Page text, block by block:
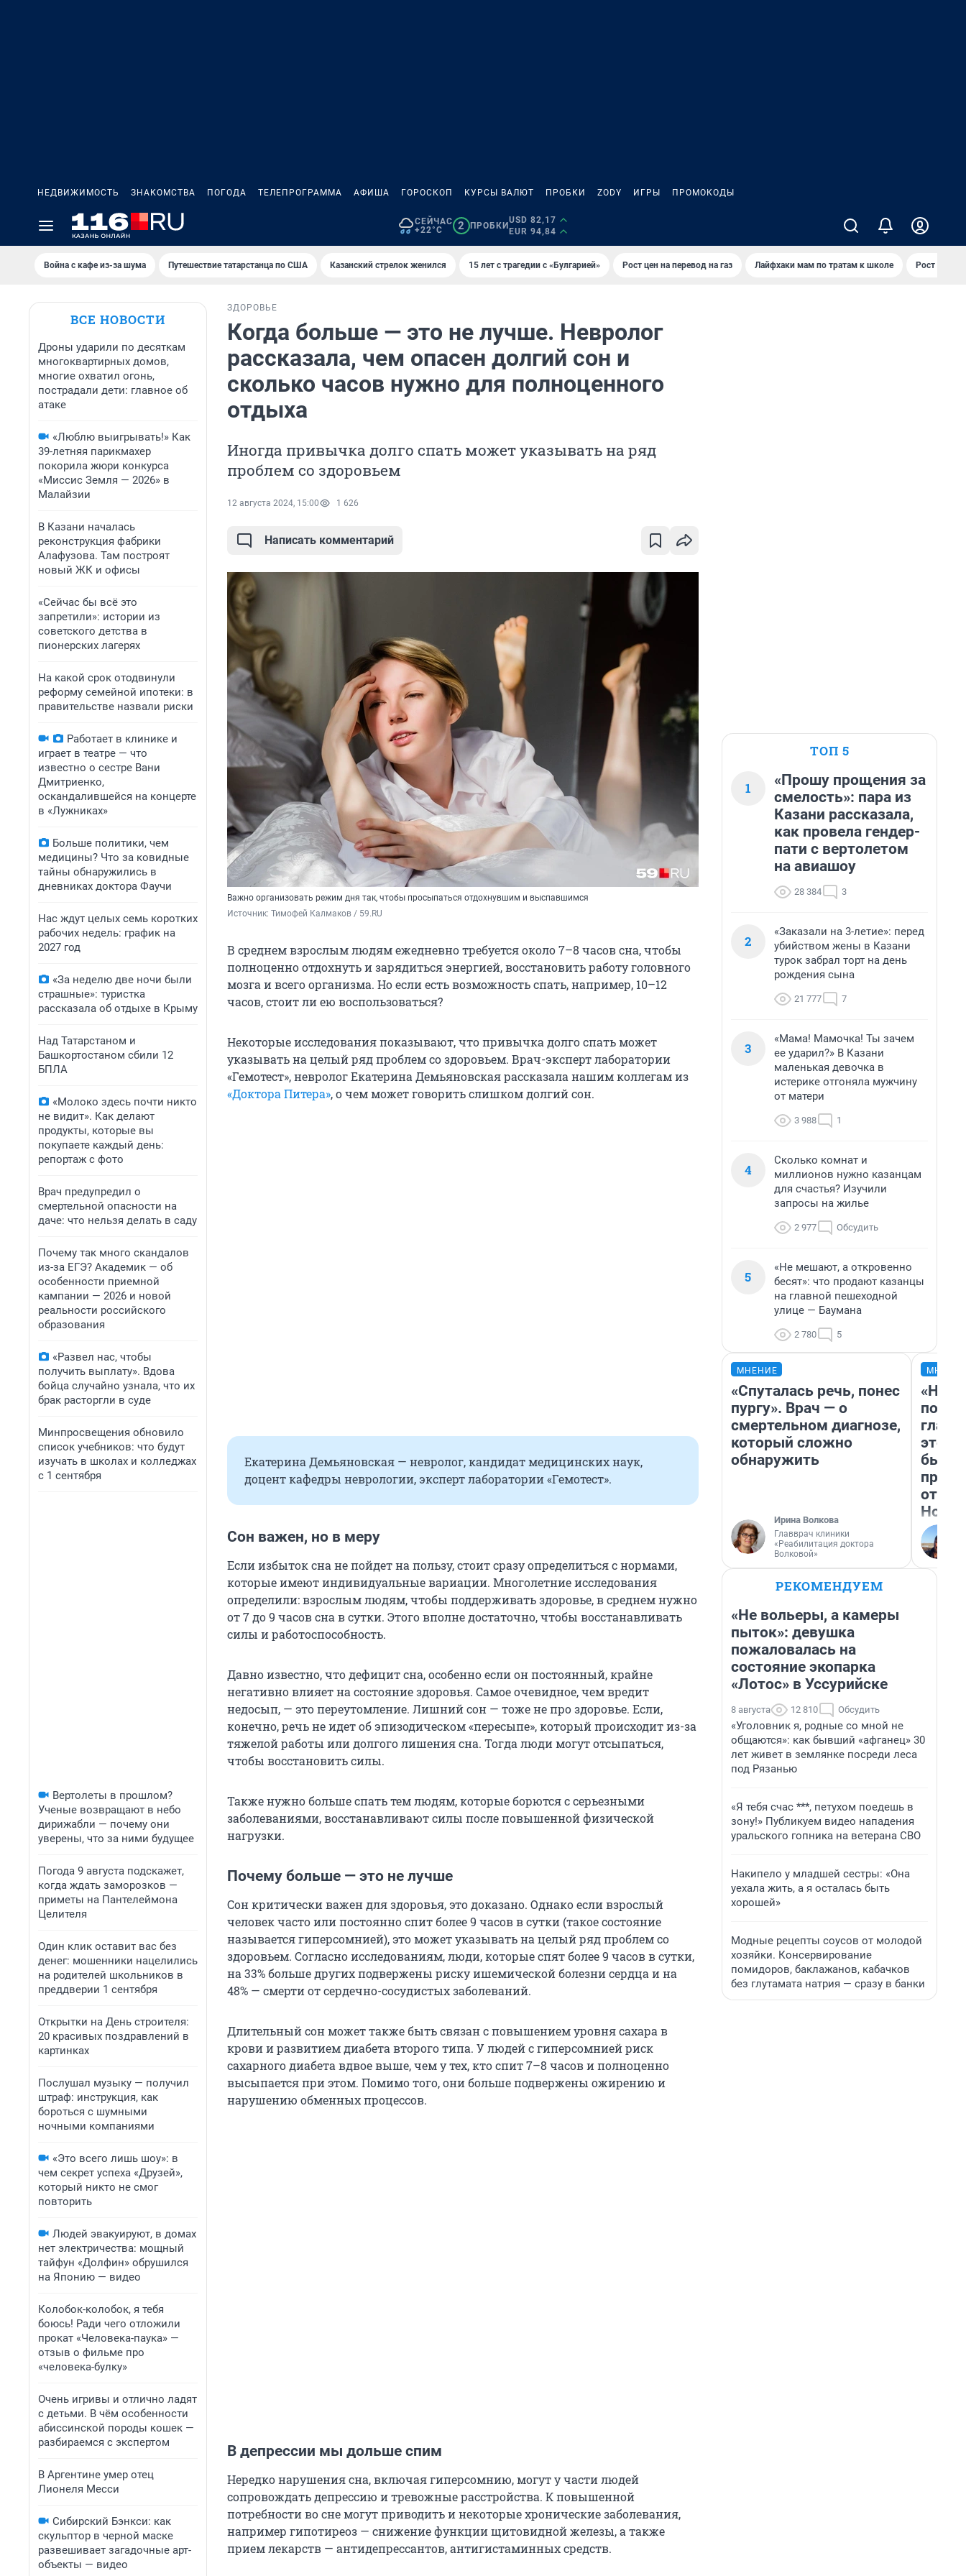
НЕДВИЖИМОСТЬ ЗНАКОМСТВА ПОГОДА ТЕЛЕПРОГРАММА АФИША ГОРОСКОП КУРСЫ ВАЛЮТ ПРОБКИ ZODY ИГРЫ ПРОМОКОДЫ
СЕЙЧАС
+22°C
2 ПРОБКИ
USD 82,17
EUR 94,84
Война с кафе из-за шума Путешествие татарстанца по США Казанский стрелок женился 15 лет с трагедии с «Булгарией» Рост цен на перевод на газ Лайфхаки мам по тратам к школе Рост цен на
ВСЕ НОВОСТИ
Дроны ударили по десяткам
многоквартирных домов,
многие охватил огонь,
пострадали дети: главное об
атаке
«Люблю выигрывать!» Как
39-летняя парикмахер
покорила жюри конкурса
«Миссис Земля — 2026» в
Малайзии
В Казани началась
реконструкция фабрики
Алафузова. Там построят
новый ЖК и офисы
«Сейчас бы всё это
запретили»: истории из
советского детства в
пионерских лагерях
На какой срок отодвинули
реформу семейной ипотеки: в
правительстве назвали риски
Работает в клинике и
играет в театре — что
известно о сестре Вани
Дмитриенко,
оскандалившейся на концерте
в «Лужниках»
Больше политики, чем
медицины? Что за ковидные
тайны обнаружились в
дневниках доктора Фаучи
Нас ждут целых семь коротких
рабочих недель: график на
2027 год
«За неделю две ночи были
страшные»: туристка
рассказала об отдыхе в Крыму
Над Татарстаном и
Башкортостаном сбили 12
БПЛА
«Молоко здесь почти никто
не видит». Как делают
продукты, которые вы
покупаете каждый день:
репортаж с фото
Врач предупредил о
смертельной опасности на
даче: что нельзя делать в саду
Почему так много скандалов
из-за ЕГЭ? Академик — об
особенности приемной
кампании — 2026 и новой
реальности российского
образования
«Развел нас, чтобы
получить выплату». Вдова
бойца случайно узнала, что их
брак расторгли в суде
Минпросвещения обновило
список учебников: что будут
изучать в школах и колледжах
с 1 сентября
Вертолеты в прошлом?
Ученые возвращают в небо
дирижабли — почему они
уверены, что за ними будущее
Погода 9 августа подскажет,
когда ждать заморозков —
приметы на Пантелеймона
Целителя
Один клик оставит вас без
денег: мошенники нацелились
на родителей школьников в
преддверии 1 сентября
Открытки на День строителя:
20 красивых поздравлений в
картинках
Послушал музыку — получил
штраф: инструкция, как
бороться с шумными
ночными компаниями
«Это всего лишь шоу»: в
чем секрет успеха «Друзей»,
который никто не смог
повторить
Людей эвакуируют, в домах
нет электричества: мощный
тайфун «Долфин» обрушился
на Японию — видео
Колобок-колобок, я тебя
боюсь! Ради чего отложили
прокат «Человека-паука» —
отзыв о фильме про
«человека-булку»
Очень игривы и отлично ладят
с детьми. В чём особенности
абиссинской породы кошек —
разбираемся с экспертом
В Аргентине умер отец
Лионеля Месси
Сибирский Бэнкси: как
скульптор в черной маске
развешивает загадочные арт-
объекты — видео
ЗДОРОВЬЕ
Когда больше — это не лучше. Невролог
рассказала, чем опасен долгий сон и
сколько часов нужно для полноценного
отдыха
Иногда привычка долго спать может указывать на ряд
проблем со здоровьем
12 августа 2024, 15:00 1 626
Написать комментарий
Важно организовать режим дня так, чтобы просыпаться отдохнувшим и выспавшимся
Источник: Тимофей Калмаков / 59.RU
В среднем взрослым людям ежедневно требуется около 7–8 часов сна, чтобы
полноценно отдохнуть и зарядиться энергией, восстановить работу головного
мозга и всего организма. Но если есть возможность спать, например, 10–12
часов, стоит ли ею воспользоваться?
Некоторые исследования показывают, что привычка долго спать может
указывать на целый ряд проблем со здоровьем. Врач-эксперт лаборатории
«Гемотест», невролог Екатерина Демьяновская рассказала нашим коллегам из
«Доктора Питера», о чем может говорить слишком долгий сон.
Екатерина Демьяновская — невролог, кандидат медицинских наук,
доцент кафедры неврологии, эксперт лаборатории «Гемотест».
Сон важен, но в меру
Если избыток сна не пойдет на пользу, стоит сразу определиться с нормами,
которые имеют индивидуальные вариации. Многолетние исследования
определили: взрослым людям, чтобы поддерживать здоровье, в среднем нужно
от 7 до 9 часов сна в сутки. Этого вполне достаточно, чтобы восстанавливать
силы и работоспособность.
Давно известно, что дефицит сна, особенно если он постоянный, крайне
негативно влияет на состояние здоровья. Самое очевидное, чем вредит
недосып, — это переутомление. Лишний сон — тоже не про здоровье. Если,
конечно, речь не идет об эпизодическом «пересыпе», который происходит из-за
тяжелой работы или долгого лишения сна. Тогда люди могут отсыпаться,
чтобы восстановить силы.
Также нужно больше спать тем людям, которые борются с серьезными
заболеваниями, восстанавливают силы после повышенной физической
нагрузки.
Почему больше — это не лучше
Сон критически важен для здоровья, это доказано. Однако если взрослый
человек часто или постоянно спит более 9 часов в сутки (такое состояние
называется гиперсомнией), это может указывать на целый ряд проблем со
здоровьем. Согласно исследованиям, люди, которые спят более 9 часов в сутки,
на 33% больше других подвержены риску ишемической болезни сердца и на
48% — смерти от сердечно-сосудистых заболеваний.
Длительный сон может также быть связан с повышением уровня сахара в
крови и развитием диабета второго типа. У людей с гиперсомнией риск
сахарного диабета вдвое выше, чем у тех, кто спит 7–8 часов и полноценно
высыпается при этом. Помимо того, они больше подвержены ожирению и
нарушению обменных процессов.
В депрессии мы дольше спим
Нередко нарушения сна, включая гиперсомнию, могут у части людей
сопровождать депрессию и тревожные расстройства. К повышенной
потребности во сне могут приводить и некоторые хронические заболевания,
например гипотиреоз — снижение функции щитовидной железы, а также
прием лекарств — антидепрессантов, антигистаминных средств.
ТОП 5
1
«Прошу прощения за
смелость»: пара из
Казани рассказала,
как провела гендер-
пати с вертолетом
на авиашоу
28 384 3
2
«Заказали на 3-летие»: перед
убийством жены в Казани
турок забрал торт на день
рождения сына
21 777 7
3
«Мама! Мамочка! Ты зачем
ее ударил?» В Казани
маленькая девочка в
истерике отгоняла мужчину
от матери
3 988 1
4
Сколько комнат и
миллионов нужно казанцам
для счастья? Изучили
запросы на жилье
2 977 Обсудить
5
«Не мешают, а откровенно
бесят»: что продают казанцы
на главной пешеходной
улице — Баумана
2 780 5
МНЕНИЕ
«Спуталась речь, понес
пургу». Врач — о
смертельном диагнозе,
который сложно
обнаружить
Ирина Волкова
Главврач клиники
«Реабилитация доктора
Волковой»
этого
бьет
РЕКОМЕНДУЕМ
«Не вольеры, а камеры
пыток»: девушка
пожаловалась на
состояние экопарка
«Лотос» в Уссурийске
8 августа 12 810 Обсудить
«Уголовник я, родные со мной не
общаются»: как бывший «афганец» 30
лет живет в землянке посреди леса
под Рязанью
«Я тебя счас ***, петухом поедешь в
зону!» Публикуем видео нападения
уральского гопника на ветерана СВО
Накипело у младшей сестры: «Она
уехала жить, а я осталась быть
хорошей»
Модные рецепты соусов от молодой
хозяйки. Консервирование
помидоров, баклажанов, кабачков
без глутамата натрия — сразу в банки